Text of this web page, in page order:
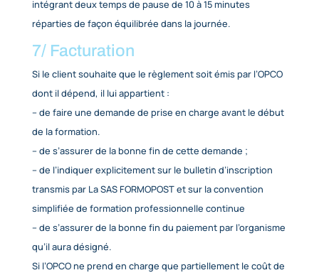
supports éventuels distribués aux stagiaires. Les
Une convention de formation professionnelle
est envoyée au client, en double exemplaire, tel
prévu par la loi. Le client s’engage à retourner,
excessif, un exemplaire de la convention de
signée à La SAS FORMOPOST.
Cette convention co-signée valide l’inscription.
6/ Durée de la formation
Sauf indication contraire sur la proposition de